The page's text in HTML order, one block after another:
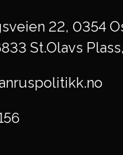
22, 0354
St.Olavs